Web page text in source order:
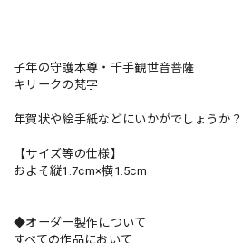
子年の守護本尊・千手観世音菩薩
キリークの梵字
年賀状や絵手紙などにいかがでしょうか？
【サイズ等の仕様】
およそ縦1.7cm×横1.5cm
◆オーダー製作について
すべての作品において